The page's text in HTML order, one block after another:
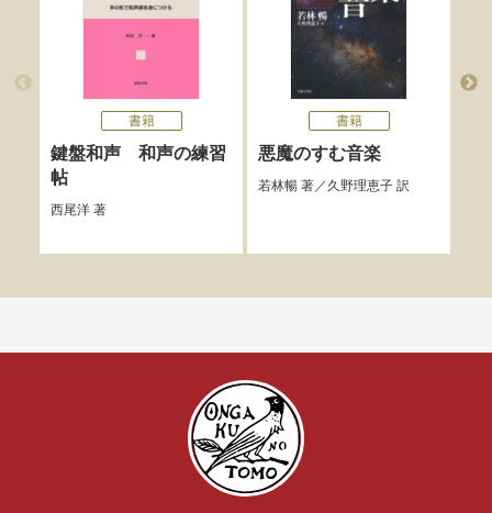
書籍
鍵盤和声 和声の練習
帖
西尾洋著
書籍
悪魔のすむ音楽
若林暢著／ 久野理恵子訳